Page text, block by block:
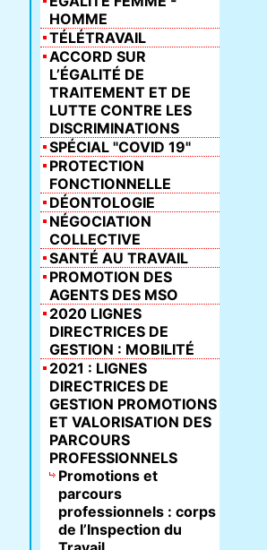
HOMME
TÉLÉTRAVAIL
ACCORD SUR
L’ÉGALITÉ DE
TRAITEMENT ET DE
LUTTE CONTRE LES
DISCRIMINATIONS
SPÉCIAL "COVID 19"
PROTECTION
FONCTIONNELLE
DÉONTOLOGIE
NÉGOCIATION
COLLECTIVE
SANTÉ AU TRAVAIL
PROMOTION DES
AGENTS DES MSO
2020 LIGNES
DIRECTRICES DE
GESTION : MOBILITÉ
2021 : LIGNES
DIRECTRICES DE
GESTION PROMOTIONS
ET VALORISATION DES
PARCOURS
PROFESSIONNELS
Promotions et
parcours
professionnels : corps
de l’Inspection du